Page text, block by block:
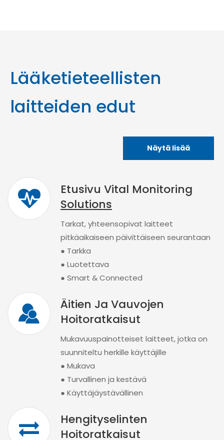
Lääketieteellisten
laitteiden edut
Näytä lisää
Etusivu Vital Monitoring
Solutions
Tarkat, yhteensopivat laitteet
pitkäaikaiseen päivittäiseen seurantaan
● Tarkka
● Luotettava
● Smart & Connected
Äitien Ja Vauvojen
Hoitoratkaisut
Mukavuuspainotteiset laitteet, jotka on
suunniteltu herkille käyttäjille
● Mukava
● Turvallinen ja kestävä
● Käyttäjäystävällinen
Hengityselinten
Hoitoratkaisut